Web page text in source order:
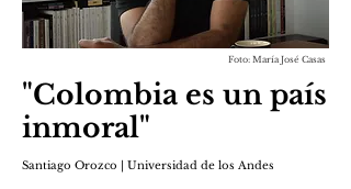
Foto: María José Casas
"Colombia es un país
inmoral"
Santiago Orozco | Universidad de los Andes